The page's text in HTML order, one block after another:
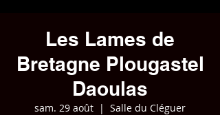
Les Lames de
Bretagne Plougastel
Daoulas
sam. 29 août
  |
Salle du Cléguer